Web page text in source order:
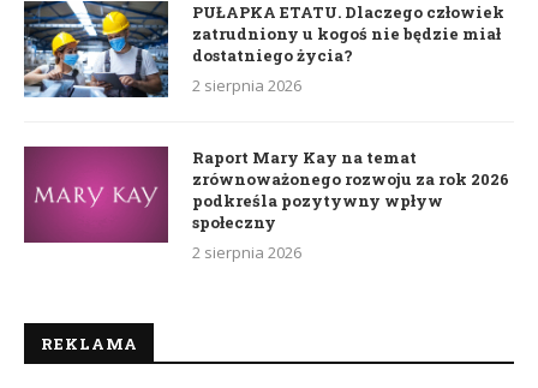
PUŁAPKA ETATU. Dlaczego człowiek
zatrudniony u kogoś nie będzie miał
dostatniego życia?
2 sierpnia 2026
Raport Mary Kay na temat
zrównoważonego rozwoju za rok 2026
podkreśla pozytywny wpływ
społeczny
2 sierpnia 2026
REKLAMA